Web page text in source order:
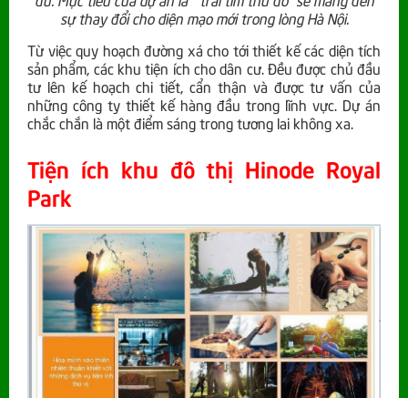
sự thay đổi cho diện mạo mới trong lòng Hà Nội.
Từ việc quy hoạch đường xá cho tới thiết kế các diện tích
sản phẩm, các khu tiện ích cho dân cư. Đều được chủ đầu
tư lên kế hoạch chi tiết, cẩn thận và được tư vấn của
những công ty thiết kế hàng đầu trong lĩnh vực. Dự án
chắc chắn là một điểm sáng trong tương lai không xa.
Tiện ích khu đô thị Hinode Royal
Park